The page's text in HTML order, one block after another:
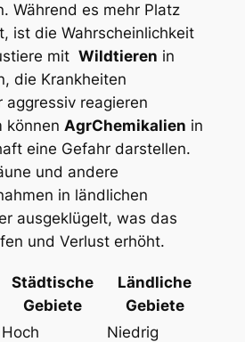
Während es mehr Platz
ist die Wahrscheinlichkeit
mit
Wildtieren in
die Krankheiten
reagieren⁣
können AgrChemikalien in
eine Gefahr darstellen.
und andere
in ländlichen
ausgeklügelt, was ⁢das
und Verlust erhöht.
Städtische
Gebiete
Ländliche
Gebiete
Hoch
Niedrig